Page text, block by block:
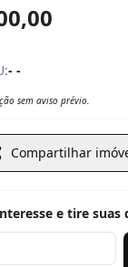
- -
sem aviso prévio.
Compartilhar
e tire suas